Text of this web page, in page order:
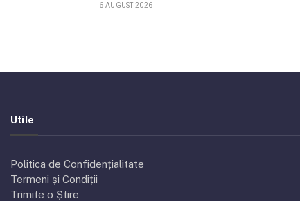
6 AUGUST 2026
Utile
Politica de Confidențialitate
Termeni și Condiții
Trimite o Știre